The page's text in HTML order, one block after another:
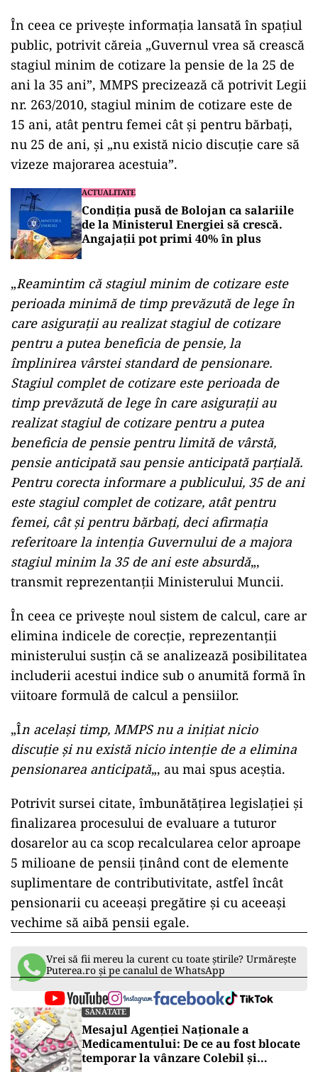
În ceea ce priveşte informaţia lansată în spaţiul
public, potrivit căreia „Guvernul vrea să crească
stagiul minim de cotizare la pensie de la 25 de
ani la 35 ani”, MMPS precizează că potrivit Legii
nr. 263/2010, stagiul minim de cotizare este de
15 ani, atât pentru femei cât şi pentru bărbaţi,
nu 25 de ani, şi „nu există nicio discuţie care să
vizeze majorarea acestuia”.
ACTUALITATE
Condiția pusă de Bolojan ca salariile
de la Ministerul Energiei să crescă.
Angajații pot primi 40% în plus
„Reamintim că stagiul minim de cotizare este
perioada minimă de timp prevăzută de lege în
care asiguraţii au realizat stagiul de cotizare
pentru a putea beneficia de pensie, la
împlinirea vârstei standard de pensionare.
Stagiul complet de cotizare este perioada de
timp prevăzută de lege în care asiguraţii au
realizat stagiul de cotizare pentru a putea
beneficia de pensie pentru limită de vârstă,
pensie anticipată sau pensie anticipată parţială.
Pentru corecta informare a publicului, 35 de ani
este stagiul complet de cotizare, atât pentru
femei, cât şi pentru bărbaţi, deci afirmaţia
referitoare la intenţia Guvernului de a majora
stagiul minim la 35 de ani este absurdă„,
transmit reprezentanţii Ministerului Muncii.
În ceea ce priveşte noul sistem de calcul, care ar
elimina indicele de corecţie, reprezentanţii
ministerului susţin că se analizează posibilitatea
includerii acestui indice sub o anumită formă în
viitoare formulă de calcul a pensiilor.
„În acelaşi timp, MMPS nu a iniţiat nicio
discuţie şi nu există nicio intenţie de a elimina
pensionarea anticipată„, au mai spus aceştia.
Potrivit sursei citate, îmbunătăţirea legislaţiei şi
finalizarea procesului de evaluare a tuturor
dosarelor au ca scop recalcularea celor aproape
5 milioane de pensii ţinând cont de elemente
suplimentare de contributivitate, astfel încât
pensionarii cu aceeaşi pregătire şi cu aceeaşi
vechime să aibă pensii egale.
Vrei să fii mereu la curent cu toate știrile? Urmărește
Puterea.ro și pe canalul de WhatsApp
SĂNĂTATE
Mesajul Agenției Naționale a
Medicamentului: De ce au fost blocate
temporar la vânzare Colebil și